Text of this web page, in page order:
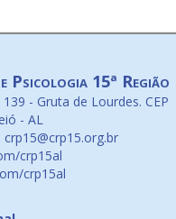
Psicologia 15ª Região
- Gruta de Lourdes. CEP
- AL
crp15al
crp15al